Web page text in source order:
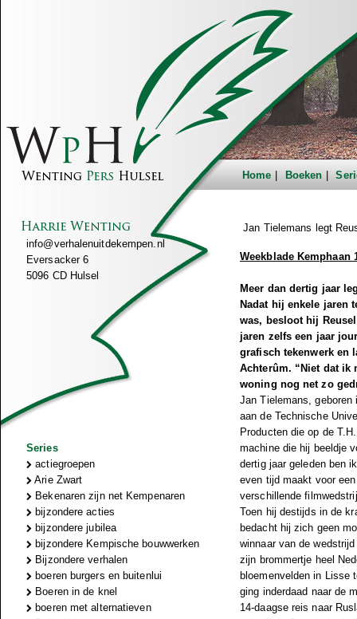
Home Boeken
info@verhalenuitdekempen.nl
Eversacker 6
5096 CD Hulsel
Series
actiegroepen
Arie Zwart
Bekenaren zijn net Kempenaren
bijzondere acties
bijzondere jubilea
bijzondere Kempische bouwwerken
Bijzondere verhalen
boeren burgers en buitenlui
Boeren in de knel
boeren met alternatieven
Jan Tielemans legt
Weekblade Kemphaan
Meer dan dertig jaar
Nadat hij enkele jaren
was, besloot hij
jaren zelfs een jaar
grafisch tekenwerk en
Achterûm. “Niet dat ik
woning nog net zo
Jan Tielemans, geboren
aan de Technische
Producten die op de
machine die hij beeldje
dertig jaar geleden ben
even tijd maakt voor
verschillende
Toen hij destijds in de
bedacht hij zich geen
winnaar van de
zijn brommertje heel
bloemenvelden in Lisse
ging inderdaad naar de
14-daagse reis naar